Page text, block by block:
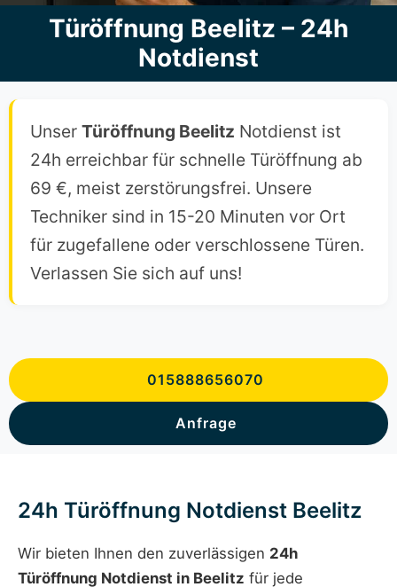
Türöffnung Beelitz – 24h
Notdienst
Unser Türöffnung Beelitz Notdienst ist
24h erreichbar für schnelle Türöffnung ab
69 €, meist zerstörungsfrei. Unsere
Techniker sind in 15-20 Minuten vor Ort
für zugefallene oder verschlossene Türen.
Verlassen Sie sich auf uns!
015888656070
Anfrage
24h Türöffnung Notdienst Beelitz
Wir bieten Ihnen den zuverlässigen 24h
Türöffnung Notdienst in Beelitz für jede